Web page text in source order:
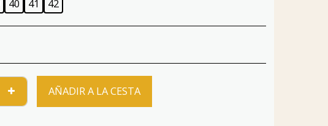
40 41 42
AÑADIR A LA CESTA